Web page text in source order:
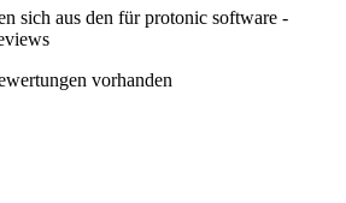
sich aus den für protonic software -
vorhanden